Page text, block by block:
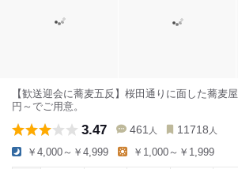
【歓送迎会に蕎麦五反】桜田通りに面した蕎麦
円～でご用意。
3.47 461 人 11718 人
￥4,000～￥4,999 ￥1,000～￥1,999